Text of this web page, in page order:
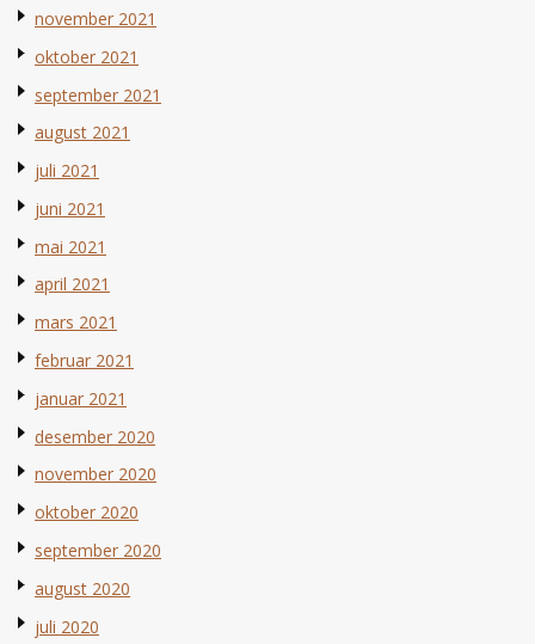
november 2021
oktober 2021
september 2021
august 2021
juli 2021
juni 2021
mai 2021
april 2021
mars 2021
februar 2021
januar 2021
desember 2020
november 2020
oktober 2020
september 2020
august 2020
juli 2020